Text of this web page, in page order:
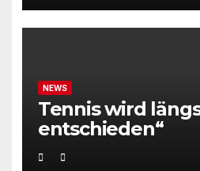
NEWS
Tennis wird
entschieden“